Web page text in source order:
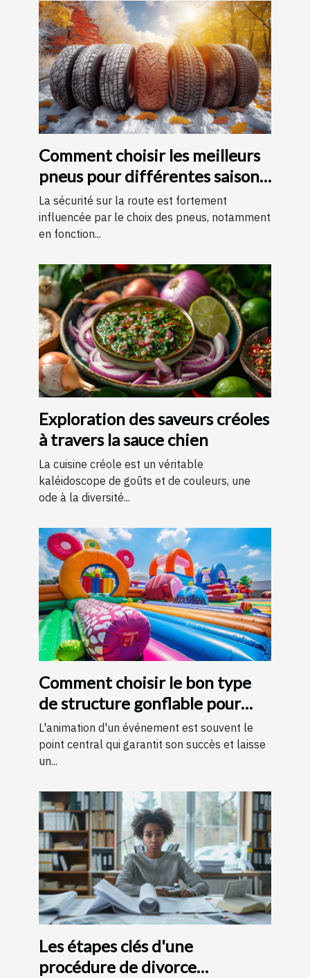
Comment choisir les meilleurs
pneus pour différentes saisons
?
La sécurité sur la route est fortement
influencée par le choix des pneus, notamment
en fonction...
Exploration des saveurs créoles
à travers la sauce chien
La cuisine créole est un véritable
kaléidoscope de goûts et de couleurs, une
ode à la diversité...
Comment choisir le bon type
de structure gonflable pour
votre événement
L'animation d'un événement est souvent le
point central qui garantit son succès et laisse
un...
Les étapes clés d'une
procédure de divorce